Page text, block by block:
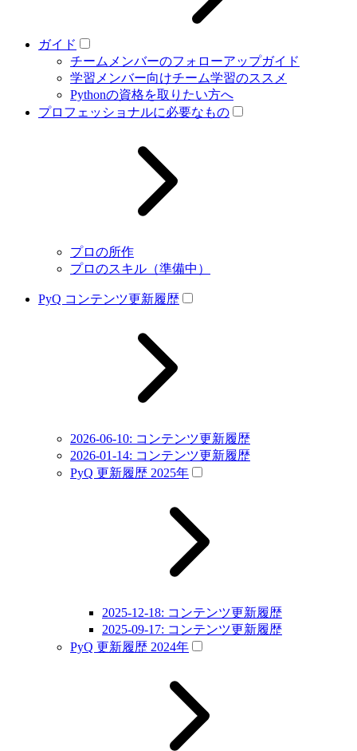
ガイド
チームメンバーのフォローアップガイド
学習メンバー向けチーム学習のススメ
Pythonの資格を取りたい方へ
プロフェッショナルに必要なもの
プロの所作
プロのスキル（準備中）
PyQ コンテンツ更新履歴
2026-06-10: コンテンツ更新履歴
2026-01-14: コンテンツ更新履歴
PyQ 更新履歴 2025年
2025-12-18: コンテンツ更新履歴
2025-09-17: コンテンツ更新履歴
PyQ 更新履歴 2024年